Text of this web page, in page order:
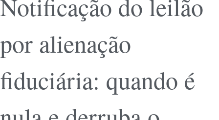
Notificação do leilão
por alienação
fiduciária: quando é